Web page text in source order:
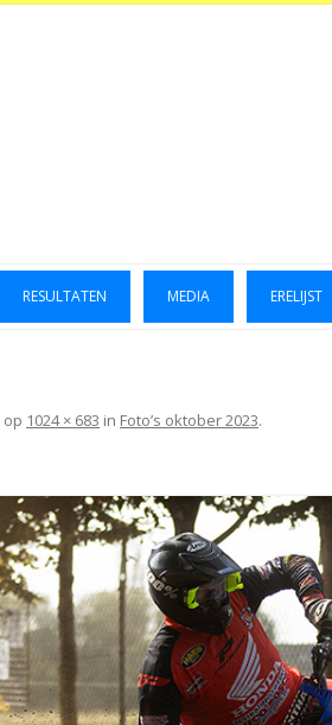
RESULTATEN MEDIA
FOTO’S OKTOBER 2023
FOTO’S SEPTEMBER 2024
FOTO’S MAART 2025
FOTO’S OKTOBER 2025
ERELIJST
op 1024 × 683 in Foto’s oktober 2023.